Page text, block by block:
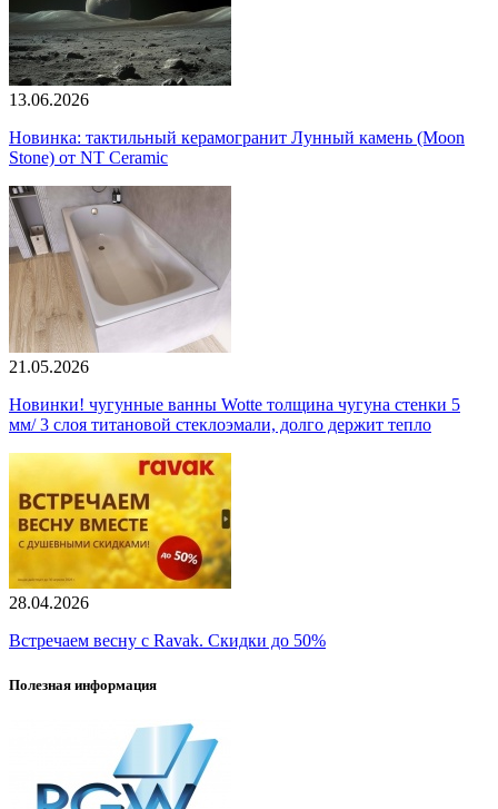
13.06.2026
Новинка: тактильный керамогранит Лунный камень (Moon
Stone) от NT Ceramic
21.05.2026
Новинки! чугунные ванны Wotte толщина чугуна стенки 5
мм/ 3 слоя титановой стеклоэмали, долго держит тепло
28.04.2026
Встречаем весну с Ravak. Скидки до 50%
Полезная информация